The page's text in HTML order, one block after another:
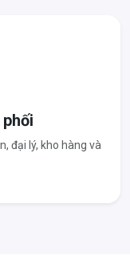
đại lý, kho hàng và